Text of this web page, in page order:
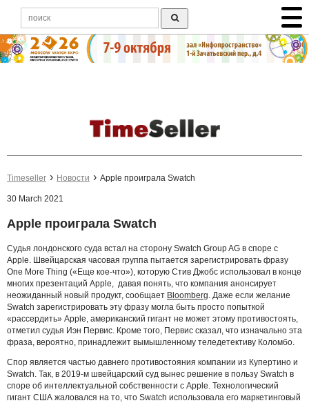
Timeseller Новости Apple проиграла Swatch
30 March 2021
Apple проиграла Swatch
Судья лондонского суда встал на сторону Swatch Group AG в споре с
Apple. Швейцарская часовая группа пытается зарегистрировать фразу
One More Thing («Еще кое-что»), которую Стив Джобс использовал в конце
многих презентаций Apple, давая понять, что компания анонсирует
неожиданный новый продукт, сообщает Bloomberg. Даже если желание
Swatch зарегистрировать эту фразу могла быть просто попыткой
«рассердить» Apple, американский гигант не может этому противостоять,
отметил судья Иэн Первис. Кроме того, Первис сказал, что изначально эта
фраза, вероятно, принадлежит вымышленному теледетективу Коломбо.
Спор является частью давнего противостояния компании из Купертино и
Swatch. Так, в 2019-м швейцарский суд вынес решение в пользу Swatch в
споре об интеллектуальной собственности с Apple. Технологический
гигант США жаловался на то, что Swatch использовала его маркетинговый